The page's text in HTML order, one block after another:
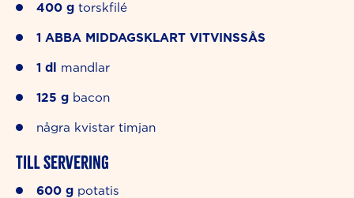
400 g torskfilé
1 ABBA MIDDAGSKLART VITVINSSÅS
1 dl mandlar
125 g bacon
några kvistar timjan
Till servering
600 g potatis